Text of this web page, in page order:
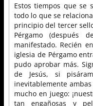
Estos tiempos que se
todo lo que se
principio del tercer
Pérgamo (después
manifestado. Recién
iglesia de Pérgamo
pudo aprobar más.
de Jesús, si
inevitablemente
mucho en juego:
tan engañosas y